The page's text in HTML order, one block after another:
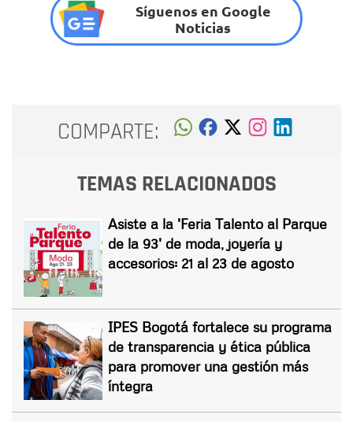
Síguenos en Google
Noticias
COMPARTE:
TEMAS RELACIONADOS
Asiste a la 'Feria Talento al Parque
de la 93' de moda, joyería y
accesorios: 21 al 23 de agosto
IPES Bogotá fortalece su programa
de transparencia y ética pública
para promover una gestión más
íntegra